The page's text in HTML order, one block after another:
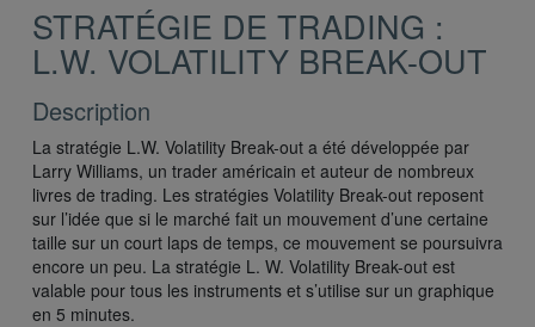
STRATÉGIE DE TRADING :
L.W. VOLATILITY BREAK-OUT
Description
La stratégie L.W. Volatility Break-out a été développée par
Larry Williams, un trader américain et auteur de nombreux
livres de trading. Les stratégies Volatility Break-out reposent
sur l’idée que si le marché fait un mouvement d’une certaine
taille sur un court laps de temps, ce mouvement se poursuivra
encore un peu. La stratégie L. W. Volatility Break-out est
valable pour tous les instruments et s’utilise sur un graphique
en 5 minutes.